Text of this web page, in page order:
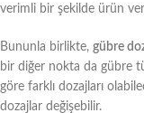
verimli bir şekilde ürün
Bununla birlikte, gübre
bir diğer nokta da gübre
göre farklı dozajları
dozajlar değişebilir.